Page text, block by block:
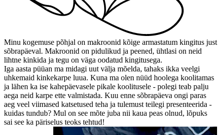
Minu kogemuse põhjal on makroonid kõige armastatum kingitus just
sõbrapäeval. Makroonid on pidulikud ja peened, ühtlasi on neid
lihtne kinkida ja tegu on väga oodatud kingitusega.
Iga aasta püüan ma midagi uut välja mõelda, tahaks ikka veelgi
uhkemaid kinkekarpe luua. Kuna ma olen nüüd hoolega koolitamas
ja lähen ka ise kahepäevasele pikale koolitusele - polegi teab palju
aega neid karpe ette valmistada. Kuu enne sõbrapäeva ongi paras
aeg veel viimased katsetused teha ja tulemust teilegi presenteerida -
kuidas tundub? Mul on see mõte juba nii kaua peas olnud, lõpuks
sai see ka päriselus teoks tehtud!